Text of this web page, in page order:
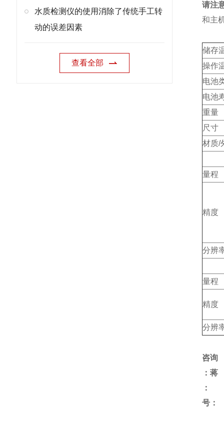
水质检测仪的使用消除了传统手工转
动的误差因素
查看全部
请注
和主
储存
操作
电池
电池
重量
尺寸
材质/
量程
精度
分辨
量程
精度
分辨
咨询
：蒋
号：